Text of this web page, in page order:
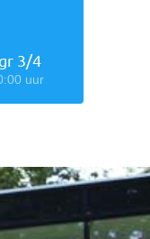
3/4
uur